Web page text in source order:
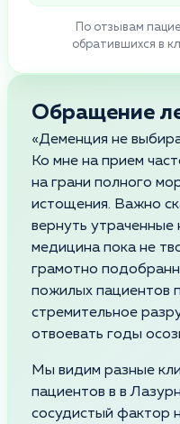
По отзывам
обратившихся в
Обращение
«Деменция не
Ко мне на прием
на грани полного
истощения. Важно
вернуть
медицина пока не
грамотно
пожилых пациентов
стремительное
отвоевать годы
Мы видим разные
пациентов в в
сосудистый фактор